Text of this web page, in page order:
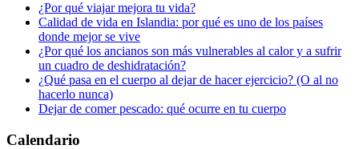
¿Por qué viajar mejora tu vida?
Calidad de vida en Islandia: por qué es uno de los países
donde mejor se vive
¿Por qué los ancianos son más vulnerables al calor y a sufrir
un cuadro de deshidratación?
¿Qué pasa en el cuerpo al dejar de hacer ejercicio? (O al no
hacerlo nunca)
Dejar de comer pescado: qué ocurre en tu cuerpo
Calendario